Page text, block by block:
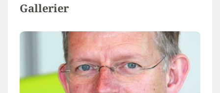
Gallerier